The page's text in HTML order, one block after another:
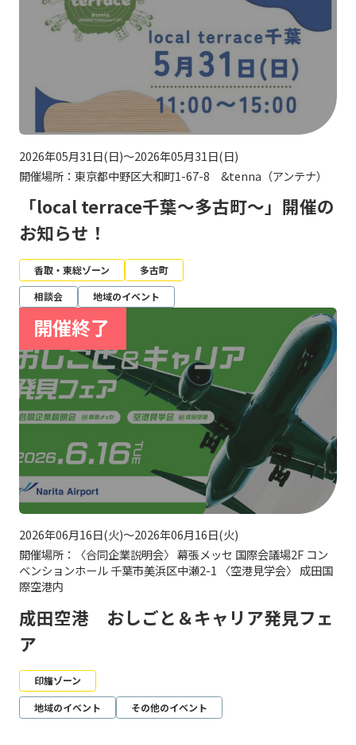
2026年05月31日(日)～2026年05月31日(日)
開催場所：東京都中野区大和町1-67-8 &tenna（アンテナ）
「local terrace千葉～多古町～」開催の
お知らせ！
香取・東総ゾーン
多古町
相談会
地域のイベント
2026年06月16日(火)～2026年06月16日(火)
開催場所：〈合同企業説明会〉 幕張メッセ 国際会議場2F コン
ベンションホール 千葉市美浜区中瀬2-1 〈空港見学会〉 成田国
際空港内
成田空港 おしごと＆キャリア発見フェ
ア
印旛ゾーン
地域のイベント
その他のイベント